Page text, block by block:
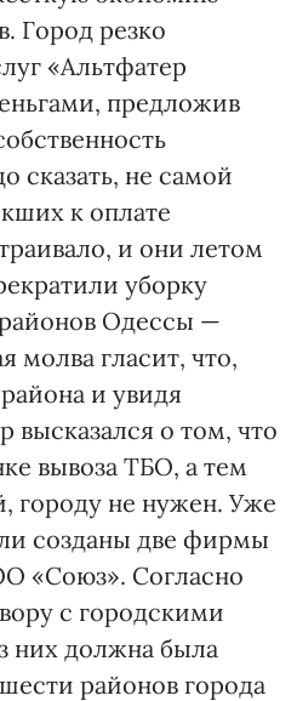
Город резко
«Альтфатер
предложив
сказать, не самой
к оплате
и они летом
уборку
Одессы —
молва гласит, что,
и увидя
о том, что
вывоза ТБО, а тем
городу не нужен. Уже
созданы две фирмы
«Союз». Согласно
с городскими
них должна была
районов города